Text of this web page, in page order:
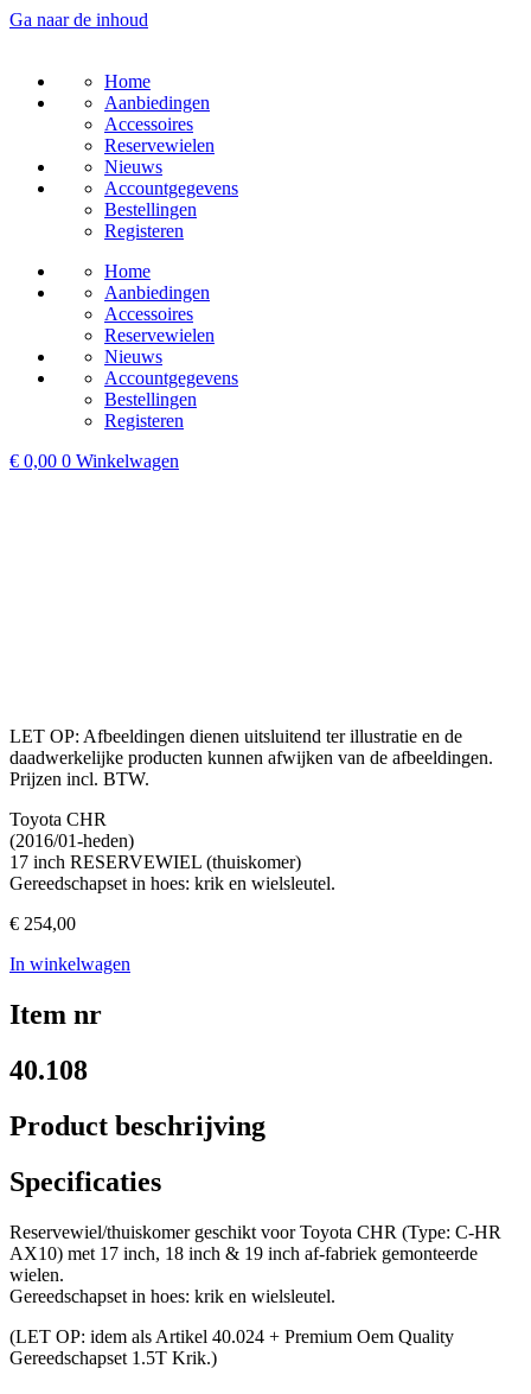
Ga naar de inhoud
Home
Aanbiedingen
Accessoires
Reservewielen
Nieuws
Accountgegevens
Bestellingen
Registeren
Home
Aanbiedingen
Accessoires
Reservewielen
Nieuws
Accountgegevens
Bestellingen
Registeren
€ 0,00 0 Winkelwagen
LET OP: Afbeeldingen dienen uitsluitend ter illustratie en de
daadwerkelijke producten kunnen afwijken van de afbeeldingen.
Prijzen incl. BTW.
Toyota CHR
(2016/01-heden)
17 inch RESERVEWIEL (thuiskomer)
Gereedschapset in hoes: krik en wielsleutel.
€ 254,00
In winkelwagen
Item nr
40.108
Product beschrijving
Specificaties
Reservewiel/thuiskomer geschikt voor Toyota CHR (Type: C-HR
AX10) met 17 inch, 18 inch & 19 inch af-fabriek gemonteerde
wielen.
Gereedschapset in hoes: krik en wielsleutel.
(LET OP: idem als Artikel 40.024 + Premium Oem Quality
Gereedschapset 1.5T Krik.)